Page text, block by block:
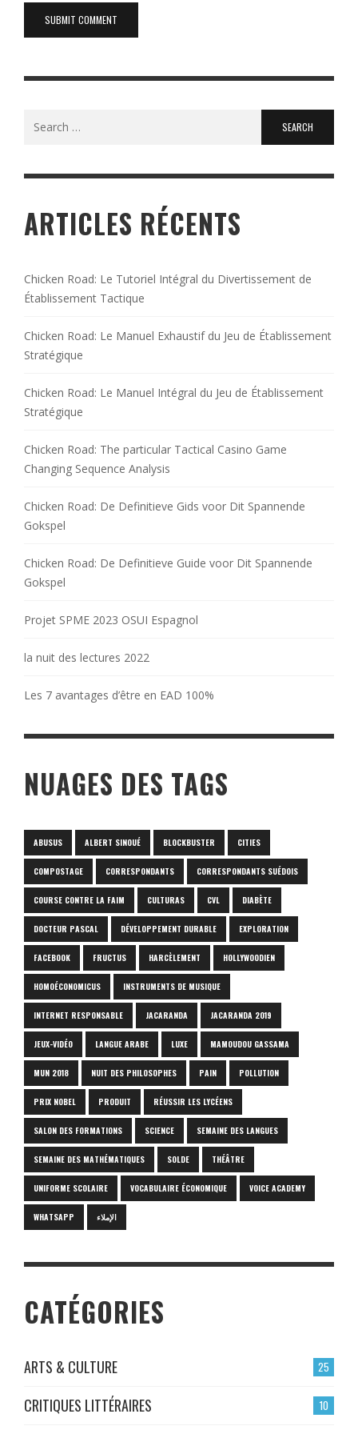
ARTICLES RÉCENTS
Chicken Road: Le Tutoriel Intégral du Divertissement de
Établissement Tactique
Chicken Road: Le Manuel Exhaustif du Jeu de Établissement
Stratégique
Chicken Road: Le Manuel Intégral du Jeu de Établissement
Stratégique
Chicken Road: The particular Tactical Casino Game
Changing Sequence Analysis
Chicken Road: De Definitieve Gids voor Dit Spannende
Gokspel
Chicken Road: De Definitieve Guide voor Dit Spannende
Gokspel
Projet SPME 2023 OSUI Espagnol
la nuit des lectures 2022
Les 7 avantages d’être en EAD 100%
NUAGES DES TAGS
ABUSUS ALBERT SINOUÉ BLOCKBUSTER CITIES
COMPOSTAGE CORRESPONDANTS CORRESPONDANTS SUÉDOIS
COURSE CONTRE LA FAIM CULTURAS CVL DIABÈTE
DOCTEUR PASCAL DÉVELOPPEMENT DURABLE EXPLORATION
FACEBOOK FRUCTUS HARCÈLEMENT HOLLYWOODIEN
HOMOÉCONOMICUS INSTRUMENTS DE MUSIQUE
INTERNET RESPONSABLE JACARANDA JACARANDA 2019
JEUX-VIDÉO LANGUE ARABE LUXE MAMOUDOU GASSAMA
MUN 2018 NUIT DES PHILOSOPHES PAIN POLLUTION
PRIX NOBEL PRODUIT RÉUSSIR LES LYCÉENS
SALON DES FORMATIONS SCIENCE SEMAINE DES LANGUES
SEMAINE DES MATHÉMATIQUES SOLDE THÉÂTRE
UNIFORME SCOLAIRE VOCABULAIRE ÉCONOMIQUE VOICE ACADEMY
WHATSAPP الإملاء
CATÉGORIES
25
ARTS & CULTURE
10
CRITIQUES LITTÉRAIRES